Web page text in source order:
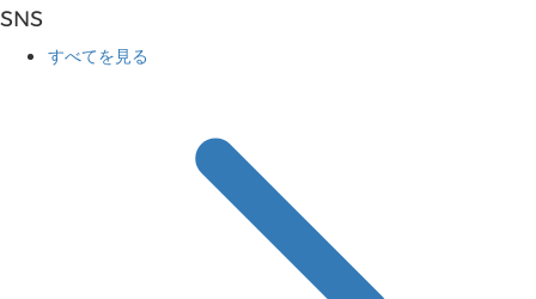
SNS
すべてを見る